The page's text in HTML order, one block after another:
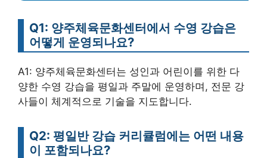
Q1: 양주체육문화센터에서 수영 강습은
어떻게 운영되나요?
A1: 양주체육문화센터는 성인과 어린이를 위한 다
양한 수영 강습을 평일과 주말에 운영하며, 전문 강
사들이 체계적으로 기술을 지도합니다.
Q2: 평일반 강습 커리큘럼에는 어떤 내용
이 포함되나요?